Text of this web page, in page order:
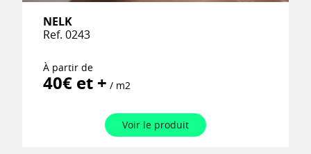
NELK
Ref. 0243
À partir de
40€ et + / m2
Voir le produit